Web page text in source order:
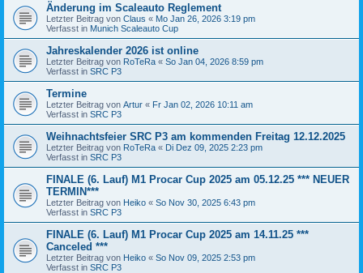
Änderung im Scaleauto Reglement
Letzter Beitrag von Claus « Mo Jan 26, 2026 3:19 pm
Verfasst in Munich Scaleauto Cup
Jahreskalender 2026 ist online
Letzter Beitrag von RoTeRa « So Jan 04, 2026 8:59 pm
Verfasst in SRC P3
Termine
Letzter Beitrag von Artur « Fr Jan 02, 2026 10:11 am
Verfasst in SRC P3
Weihnachtsfeier SRC P3 am kommenden Freitag 12.12.2025
Letzter Beitrag von RoTeRa « Di Dez 09, 2025 2:23 pm
Verfasst in SRC P3
FINALE (6. Lauf) M1 Procar Cup 2025 am 05.12.25 *** NEUER
TERMIN***
Letzter Beitrag von Heiko « So Nov 30, 2025 6:43 pm
Verfasst in SRC P3
FINALE (6. Lauf) M1 Procar Cup 2025 am 14.11.25 ***
Canceled ***
Letzter Beitrag von Heiko « So Nov 09, 2025 2:53 pm
Verfasst in SRC P3